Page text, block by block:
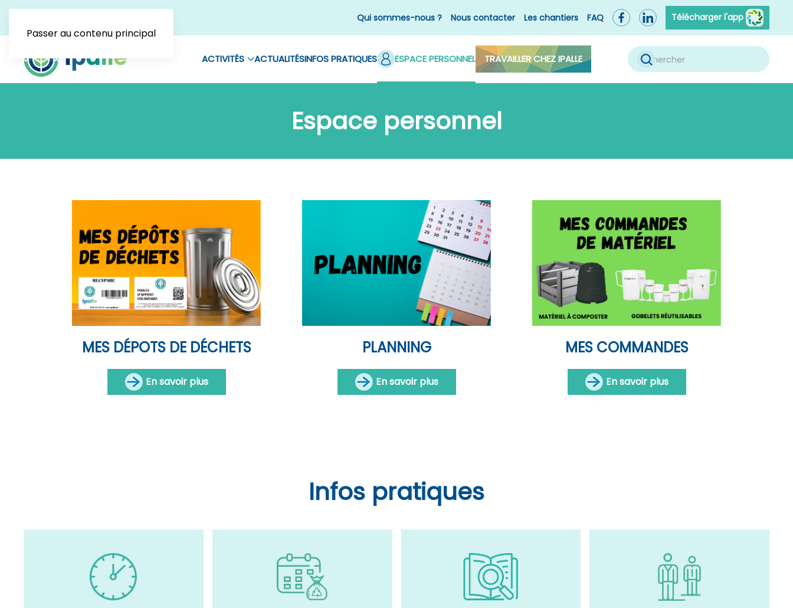
Passer au contenu principal
Qui sommes-nous ? Nous contacter Les chantiers FAQ Télécharger l'app
ACTIVITÉS ACTUALITÉSINFOS PRATIQUES ESPACE PERSONNEL TRAVAILLER CHEZ IPALLE
Espace personnel
MES DÉPOTS DE DÉCHETS
En savoir plus
PLANNING
En savoir plus
MES COMMANDES
En savoir plus
Infos pratiques